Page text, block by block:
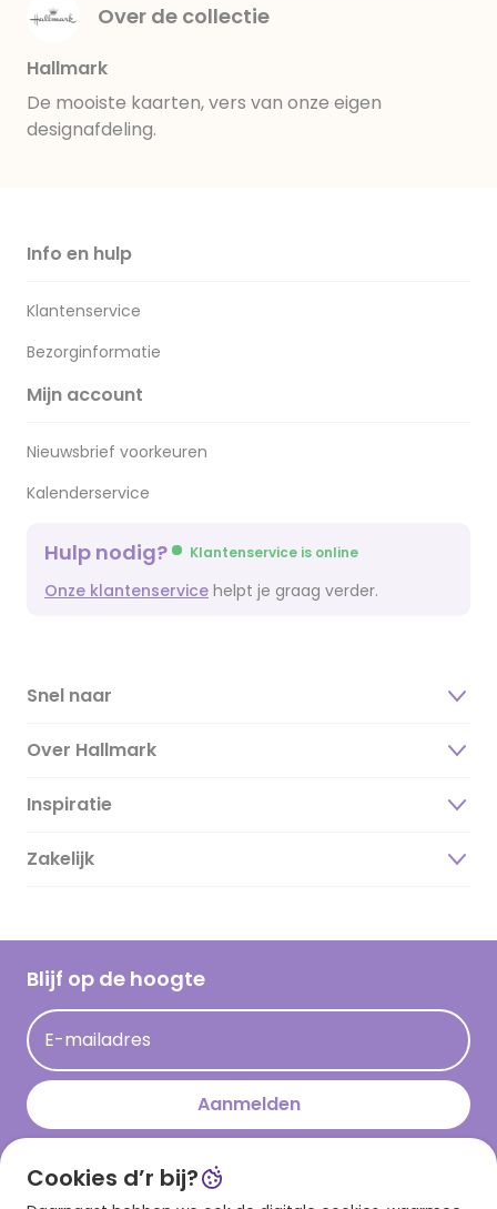
Over de collectie
Hallmark
De mooiste kaarten, vers van onze eigen
designafdeling.
Info en hulp
Klantenservice
Bezorginformatie
Mijn account
Nieuwsbrief voorkeuren
Kalenderservice
Hulp nodig? Klantenservice is online
Onze klantenservice helpt je graag verder.
Snel naar
Over Hallmark
Over ons
Duurzaamheid
Hallmark Kaartclub
Acties
Persberichten
Hallmark en Kinderpostzegels
Inspiratie
Magazine
Cadeau inspiratie
Kaartinspiratie
Zakelijk
Blijf op de hoogte
E-mailadres
Aanmelden
Download onze app
Cookies d’r bij?